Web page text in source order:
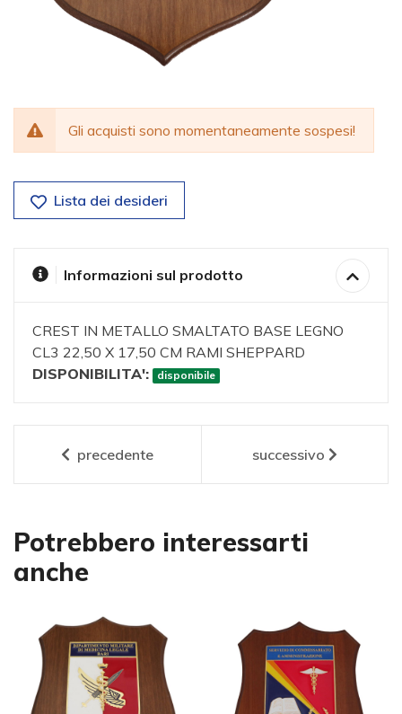
Gli acquisti sono momentaneamente sospesi!
Lista dei desideri
Informazioni sul prodotto
CREST IN METALLO SMALTATO BASE LEGNO
CL3 22,50 X 17,50 CM RAMI SHEPPARD
DISPONIBILITA':
disponibile
precedente successivo
Potrebbero interessarti
anche